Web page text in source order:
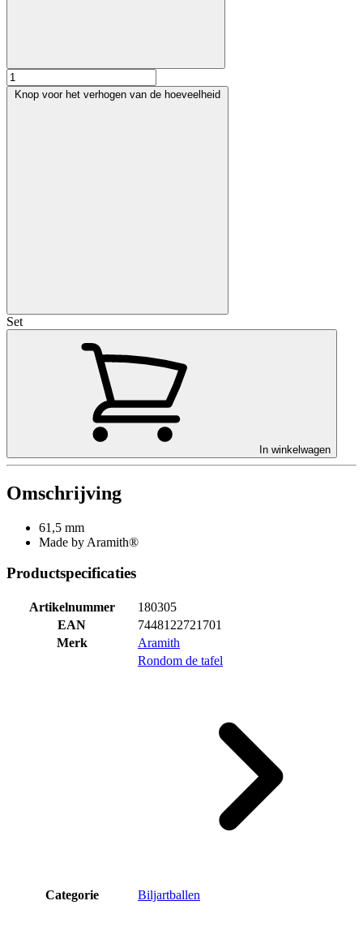
Knop voor het verhogen van de hoeveelheid
Set
In winkelwagen
Omschrijving
61,5 mm
Made by Aramith®
Productspecificaties
Artikelnummer
180305
EAN
7448122721701
Merk
Aramith
Categorie
Rondom de tafel
Biljartballen